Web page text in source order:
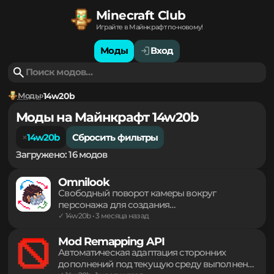
Minecraft Club
Играйте в Майнкрафт по-новому!
Моды Вход
Моды 14w20b
Моды на Майнкрафт 14w20b
14w20b
Сбросить фильтры
Загружено: 16 модов
Omnilook
Свободный поворот камеры вокруг
персонажа для создания
окрестностей без смены направления
взгляда основного героя. Легкий инструмент
для комфортного управления обзором в
Mod Remapping API
Автоматическая адаптация сторонних